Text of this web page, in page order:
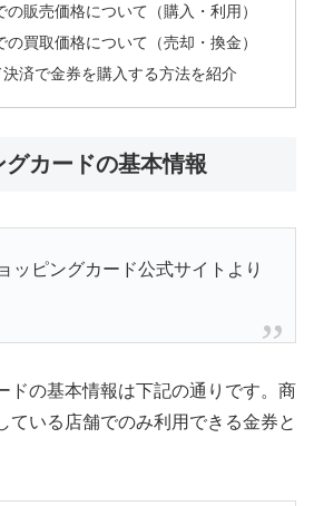
販売価格について（購入・利用）
買取価格について（売却・換金）
済で金券を購入する方法を紹介
カードの基本情報
ッピングカード公式サイトより
ドの基本情報は下記の通りです。商
ている店舗でのみ利用できる金券と